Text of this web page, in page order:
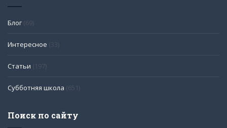
Блог (69)
Интересное (33)
Статьи (197)
Субботняя школа (651)
Поиск по сайту